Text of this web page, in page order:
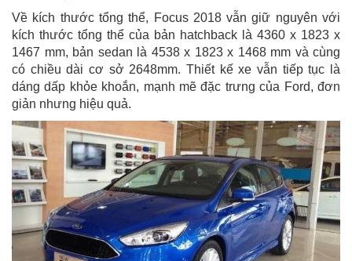
Về kích thước tổng thể, Focus 2018 vẫn giữ nguyên với
kích thước tổng thể của bản hatchback là 4360 x 1823 x
1467 mm, bản sedan là 4538 x 1823 x 1468 mm và cùng
có chiều dài cơ sở 2648mm. Thiết kế xe vẫn tiếp tục là
dáng dấp khỏe khoắn, mạnh mẽ đặc trưng của Ford, đơn
giản nhưng hiệu quả.